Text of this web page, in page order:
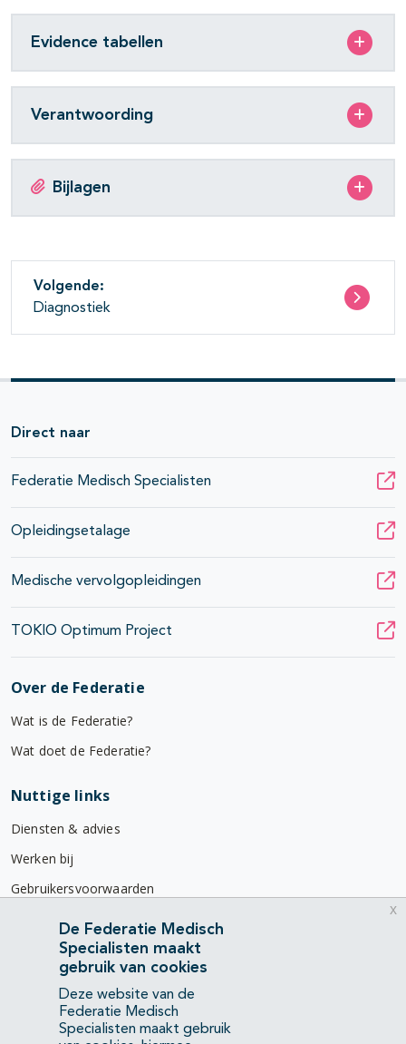
Evidence tabellen
Verantwoording
Bijlagen
Volgende:
Diagnostiek
Direct naar
Federatie Medisch Specialisten
Opleidingsetalage
Medische vervolgopleidingen
TOKIO Optimum Project
Over de Federatie
Wat is de Federatie?
Wat doet de Federatie?
Nuttige links
Diensten & advies
Werken bij
Gebruikersvoorwaarden
Privacyverklaring
Contact
Mercatorlaan 1200
3528 BL Utrecht
De Federatie Medisch
Specialisten maakt
gebruik van cookies
Deze website van de
Federatie Medisch
Specialisten maakt gebruik
x